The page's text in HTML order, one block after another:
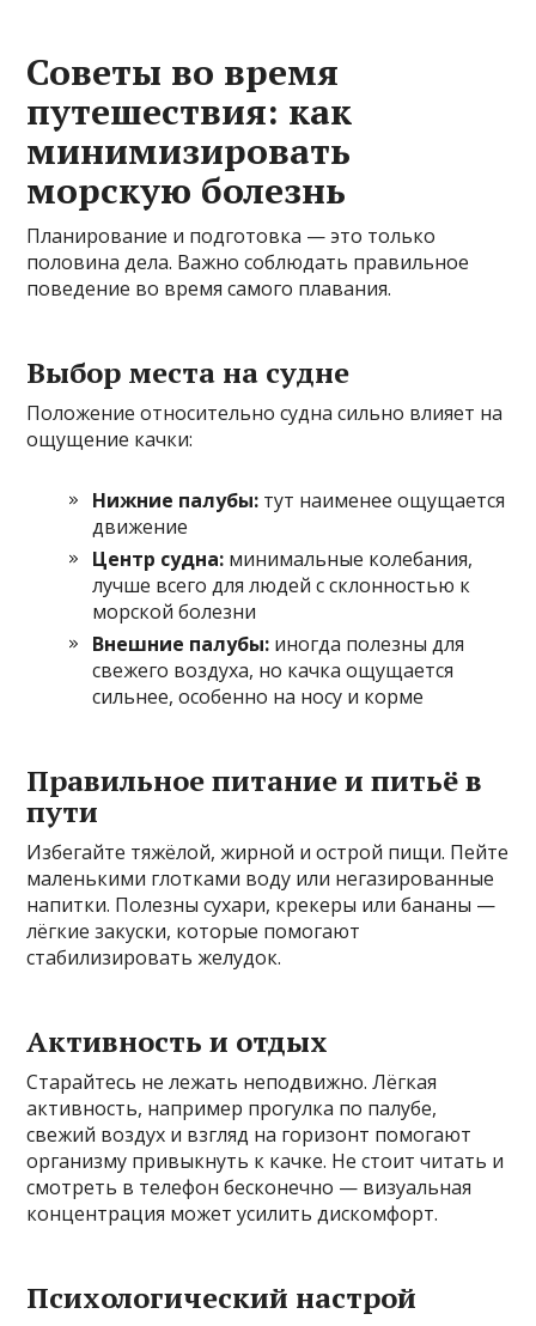
Советы во время
путешествия: как
минимизировать
морскую болезнь
Планирование и подготовка — это только
половина дела. Важно соблюдать правильное
поведение во время самого плавания.
Выбор места на судне
Положение относительно судна сильно влияет на
ощущение качки:
Нижние палубы: тут наименее ощущается
движение
Центр судна: минимальные колебания,
лучше всего для людей с склонностью к
морской болезни
Внешние палубы: иногда полезны для
свежего воздуха, но качка ощущается
сильнее, особенно на носу и корме
Правильное питание и питьё в
пути
Избегайте тяжёлой, жирной и острой пищи. Пейте
маленькими глотками воду или негазированные
напитки. Полезны сухари, крекеры или бананы —
лёгкие закуски, которые помогают
стабилизировать желудок.
Активность и отдых
Старайтесь не лежать неподвижно. Лёгкая
активность, например прогулка по палубе,
свежий воздух и взгляд на горизонт помогают
организму привыкнуть к качке. Не стоит читать и
смотреть в телефон бесконечно — визуальная
концентрация может усилить дискомфорт.
Психологический настрой